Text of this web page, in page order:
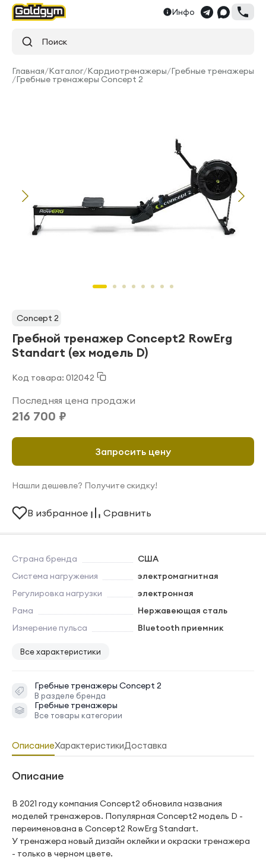
Инфо
Поиск
Главная/Каталог/Кардиотренажеры/Гребные тренажеры
/Гребные тренажеры Concept 2
Concept 2
Гребной тренажер Concept2 RowErg
Standart (ex модель D)
Код товара: 012042
Страна бренда
США
Система нагружения
электромагнитная
Регулировка нагрузки
электронная
Рама
Нержавеющая сталь
Измерение пульса
Bluetooth приемник
Все характеристики
Гребные тренажеры Concept 2
В разделе бренда
Гребные тренажеры
Все товары категории
Последняя цена продажи
216 700 ₽
Запросить цену
Нашли дешевле? Получите скидку!
В избранное Сравнить
ОписаниеХарактеристикиДоставка
Описание
В 2021 году компания Concept2 обновила названия
моделей тренажеров. Популярная Concept2 модель D -
переименована в Concept2 RowErg Standart.
У тренажера новый дизайн оклейки и окраски тренажера
- только в черном цвете.